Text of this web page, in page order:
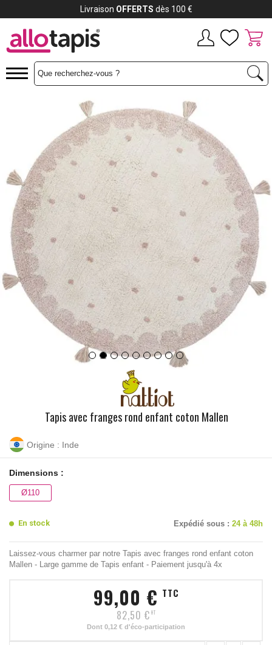
Tapis avec franges rond enfant coton Mallen
Origine : Inde
Dimensions :
Ø110
En stock Expédié sous : 24 à 48h
Laissez-vous charmer par notre Tapis avec franges rond enfant coton
Mallen - Large gamme de Tapis enfant - Paiement jusqu'à 4x
99,00 € TTC
82,50 € HT
Dont 0,12 € d'éco-participation
Payez jusqu'à12x